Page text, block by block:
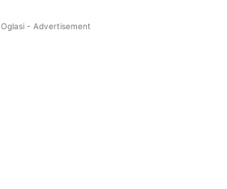
Oglasi - Advertisement